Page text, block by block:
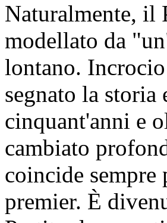
Naturalmente, il
modellato da
lontano.
segnato la
cinquant'anni e
cambiato
coincide
premier. È